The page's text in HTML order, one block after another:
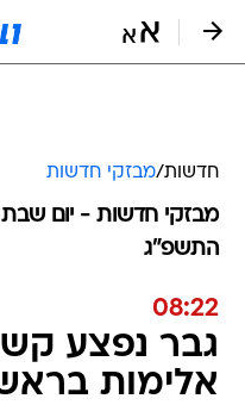
חדשות/מבזקי חדשות
התשפ"ג
08:22
גבר נפצע
אלימות